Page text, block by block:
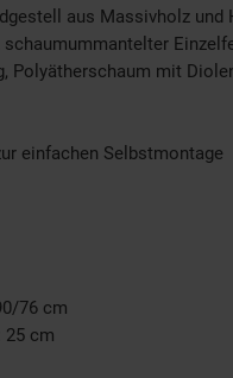
aus Massivholz und
Polyätherschaum mit
einfachen Selbstmontage
76 cm
25 cm